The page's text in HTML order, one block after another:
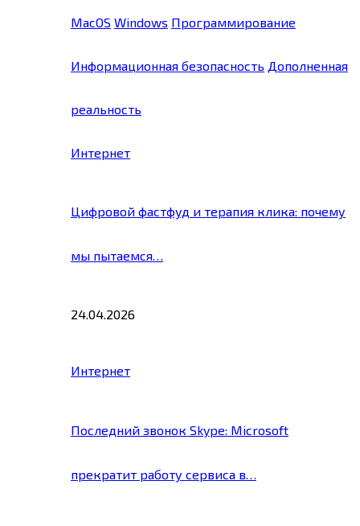
MacOS Windows Программирование
Информационная безопасность Дополненная
реальность
Интернет
Цифровой фастфуд и терапия клика: почему
мы пытаемся…
24.04.2026
Интернет
Последний звонок Skype: Microsoft
прекратит работу сервиса в…